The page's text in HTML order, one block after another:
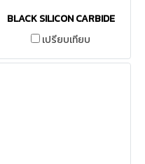
BLACK SILICON CARBIDE
เปรียบเทียบ